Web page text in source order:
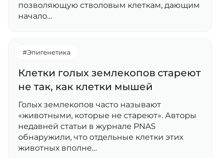
позволяющую стволовым клеткам, дающим
начало…
#Эпигенетика
Клетки голых землекопов стареют
не так, как клетки мышей
Голых землекопов часто называют
«животными, которые не стареют». Авторы
недавней статьи в журнале PNAS
обнаружили, что отдельные клетки этих
животных вполне…